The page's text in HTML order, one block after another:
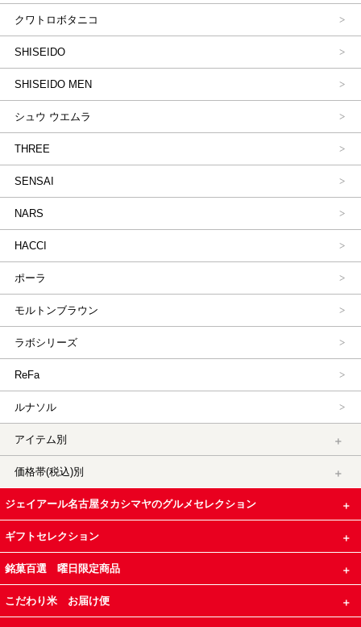
クワトロボタニコ
SHISEIDO
SHISEIDO MEN
シュウ ウエムラ
THREE
SENSAI
NARS
HACCI
ポーラ
モルトンブラウン
ラボシリーズ
ReFa
ルナソル
アイテム別
価格帯(税込)別
ジェイアール名古屋タカシマヤのグルメセレクション
ギフトセレクション
銘菓百選 曜日限定商品
こだわり米 お届け便